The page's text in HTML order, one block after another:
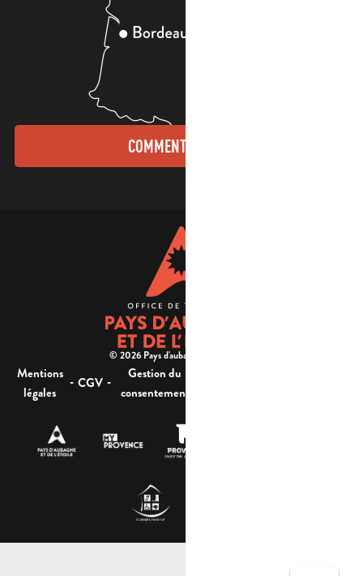
COMMENT VENIR ?
© 2026 Pays d'aubagne et de l'étoile -
Mentions
légales
- CGV -
Gestion du
consentement